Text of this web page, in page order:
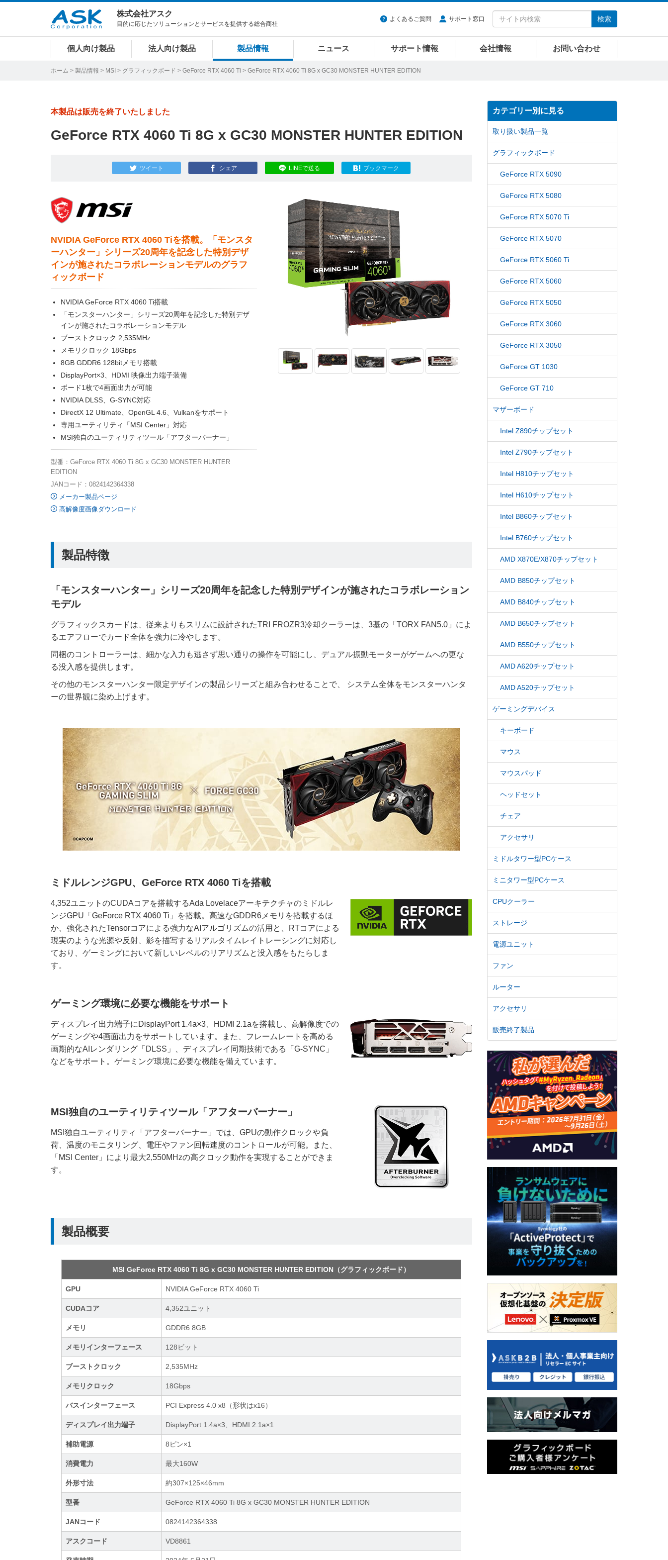
株式会社アスク
目的に応じたソリューションとサービスを提供する総合商社
よくあるご質問 サポート窓口 検索
個人向け製品 法人向け製品 製品情報 ニュース サポート情報 会社情報 お問い合わせ
ホーム > 製品情報 > MSI > グラフィックボード > GeForce RTX 4060 Ti > GeForce RTX 4060 Ti 8G x GC30 MONSTER HUNTER EDITION
本製品は販売を終了いたしました
GeForce RTX 4060 Ti 8G x GC30 MONSTER HUNTER EDITION
ツイート シェア LINEで送る ブックマーク
NVIDIA GeForce RTX 4060 Tiを搭載。「モンスタ
ーハンター」シリーズ20周年を記念した特別デザ
インが施されたコラボレーションモデルのグラフ
ィックボード
NVIDIA GeForce RTX 4060 Ti搭載
「モンスターハンター」シリーズ20周年を記念した特別デザ
インが施されたコラボレーションモデル
ブーストクロック 2,535MHz
メモリクロック 18Gbps
8GB GDDR6 128bitメモリ搭載
DisplayPort×3、HDMI 映像出力端子装備
ボード1枚で4画面出力が可能
NVIDIA DLSS、G-SYNC対応
DirectX 12 Ultimate、OpenGL 4.6、Vulkanをサポート
専用ユーティリティ「MSI Center」対応
MSI独自のユーティリティツール「アフターバーナー」
型番：GeForce RTX 4060 Ti 8G x GC30 MONSTER HUNTER
EDITION
JANコード：0824142364338
メーカー製品ページ
高解像度画像ダウンロード
製品特徴
「モンスターハンター」シリーズ20周年を記念した特別デザインが施されたコラボレーション
モデル
グラフィックスカードは、従来よりもスリムに設計されたTRI FROZR3冷却クーラーは、3基の「TORX FAN5.0」によ
るエアフローでカード全体を強力に冷やします。
同梱のコントローラーは、細かな入力も逃さず思い通りの操作を可能にし、デュアル振動モーターがゲームへの更な
る没入感を提供します。
その他のモンスターハンター限定デザインの製品シリーズと組み合わせることで、 システム全体をモンスターハンタ
ーの世界観に染め上げます。
ミドルレンジGPU、GeForce RTX 4060 Tiを搭載
4,352ユニットのCUDAコアを搭載するAda Lovelaceアーキテクチャのミドルレ
ンジGPU「GeForce RTX 4060 Ti」を搭載。高速なGDDR6メモリを搭載するほ
か、強化されたTensorコアによる強力なAIアルゴリズムの活用と、RTコアによる
現実のような光源や反射、影を描写するリアルタイムレイトレーシングに対応し
ており、ゲーミングにおいて新しいレベルのリアリズムと没入感をもたらしま
す。
ゲーミング環境に必要な機能をサポート
ディスプレイ出力端子にDisplayPort 1.4a×3、HDMI 2.1aを搭載し、高解像度での
ゲーミングや4画面出力をサポートしています。また、フレームレートを高める
画期的なAIレンダリング「DLSS」、ディスプレイ同期技術である「G-SYNC」
などをサポート。ゲーミング環境に必要な機能を備えています。
MSI独自のユーティリティツール「アフターバーナー」
MSI独自ユーティリティ「アフターバーナー」では、GPUの動作クロックや負
荷、温度のモニタリング、電圧やファン回転速度のコントロールが可能。また、
「MSI Center」により最大2,550MHzの高クロック動作を実現することができま
す。
製品概要
MSI GeForce RTX 4060 Ti 8G x GC30 MONSTER HUNTER EDITION（グラフィックボード）
GPU NVIDIA GeForce RTX 4060 Ti
CUDAコア 4,352ユニット
メモリ GDDR6 8GB
メモリインターフェース 128ビット
ブーストクロック 2,535MHz
メモリクロック 18Gbps
バスインターフェース PCI Express 4.0 x8（形状はx16）
ディスプレイ出力端子 DisplayPort 1.4a×3、HDMI 2.1a×1
補助電源 8ピン×1
消費電力 最大160W
外形寸法 約307×125×46mm
型番 GeForce RTX 4060 Ti 8G x GC30 MONSTER HUNTER EDITION
JANコード 0824142364338
アスクコード VD8861
カテゴリー別に見る
取り扱い製品一覧
グラフィックボード
GeForce RTX 5090
GeForce RTX 5080
GeForce RTX 5070 Ti
GeForce RTX 5070
GeForce RTX 5060 Ti
GeForce RTX 5060
GeForce RTX 5050
GeForce RTX 3060
GeForce RTX 3050
GeForce GT 1030
GeForce GT 710
マザーボード
Intel Z890チップセット
Intel Z790チップセット
Intel H810チップセット
Intel H610チップセット
Intel B860チップセット
Intel B760チップセット
AMD X870E/X870チップセット
AMD B850チップセット
AMD B840チップセット
AMD B650チップセット
AMD B550チップセット
AMD A620チップセット
AMD A520チップセット
ゲーミングデバイス
キーボード
マウス
マウスパッド
ヘッドセット
チェア
アクセサリ
ミドルタワー型PCケース
ミニタワー型PCケース
CPUクーラー
ストレージ
電源ユニット
ファン
ルーター
アクセサリ
販売終了製品